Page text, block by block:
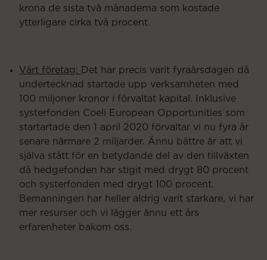
krona de sista två månaderna som kostade
ytterligare cirka två procent.
Vårt företag:
Det har precis varit fyraårsdagen då
undertecknad startade upp verksamheten med
100 miljoner kronor i förvaltat kapital. Inklusive
systerfonden Coeli European Opportunities som
startartade den 1 april 2020 förvaltar vi nu fyra år
senare närmare 2 miljarder. Ännu bättre är att vi
själva stått för en betydande del av den tillväxten
då hedgefonden har stigit med drygt 80 procent
och systerfonden med drygt 100 procent.
Bemanningen har heller aldrig varit starkare, vi har
mer resurser och vi lägger ännu ett års
erfarenheter bakom oss.